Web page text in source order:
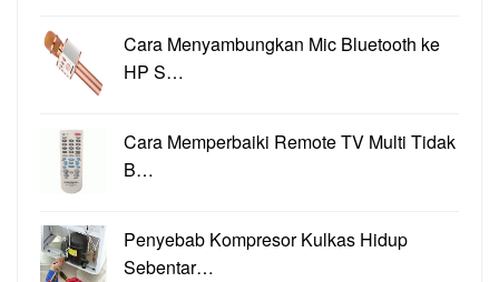
Cara Menyambungkan Mic Bluetooth ke
HP S…
Cara Memperbaiki Remote TV Multi Tidak
B…
Penyebab Kompresor Kulkas Hidup
Sebentar…